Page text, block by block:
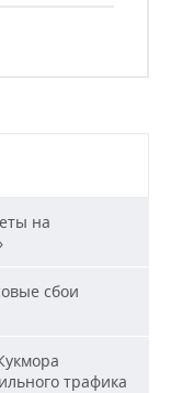
на
сбои
трафика